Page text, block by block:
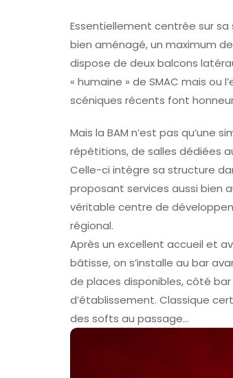
Essentiellement centrée sur
bien aménagé, un maximum
dispose de deux balcons
« humaine » de SMAC mais
scéniques récents font
Mais la BAM n’est pas qu’une
répétitions, de salles dédiées
Celle-ci intègre sa structure
proposant services aussi bien
véritable centre de
régional.
Après un excellent accueil et
bâtisse, on s’installe au bar
de places disponibles, côté
d’établissement. Classique
des softs au passage…